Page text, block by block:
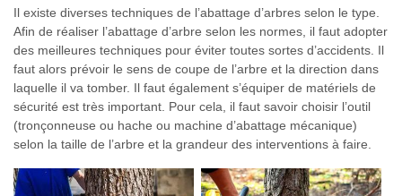
Il existe diverses techniques de l’abattage d’arbres selon le type.
Afin de réaliser l’abattage d’arbre selon les normes, il faut adopter
des meilleures techniques pour éviter toutes sortes d’accidents. Il
faut alors prévoir le sens de coupe de l’arbre et la direction dans
laquelle il va tomber. Il faut également s’équiper de matériels de
sécurité est très important. Pour cela, il faut savoir choisir l’outil
(tronçonneuse ou hache ou machine d’abattage mécanique)
selon la taille de l’arbre et la grandeur des interventions à faire.